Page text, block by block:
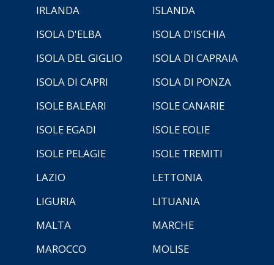
IRLANDA
ISLANDA
ISOLA D'ELBA
ISOLA D'ISCHIA
ISOLA DEL GIGLIO
ISOLA DI CAPRAIA
ISOLA DI CAPRI
ISOLA DI PONZA
ISOLE BALEARI
ISOLE CANARIE
ISOLE EGADI
ISOLE EOLIE
ISOLE PELAGIE
ISOLE TREMITI
LAZIO
LETTONIA
LIGURIA
LITUANIA
MALTA
MARCHE
MAROCCO
MOLISE